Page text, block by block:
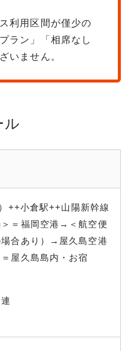
利用区間が僅少の
ラン」「相席なし
いません。
ル
++小倉駅++山陽新幹線
＝福岡空港→＜航空便
合あり）→屋久島空港
屋久島島内・お宿